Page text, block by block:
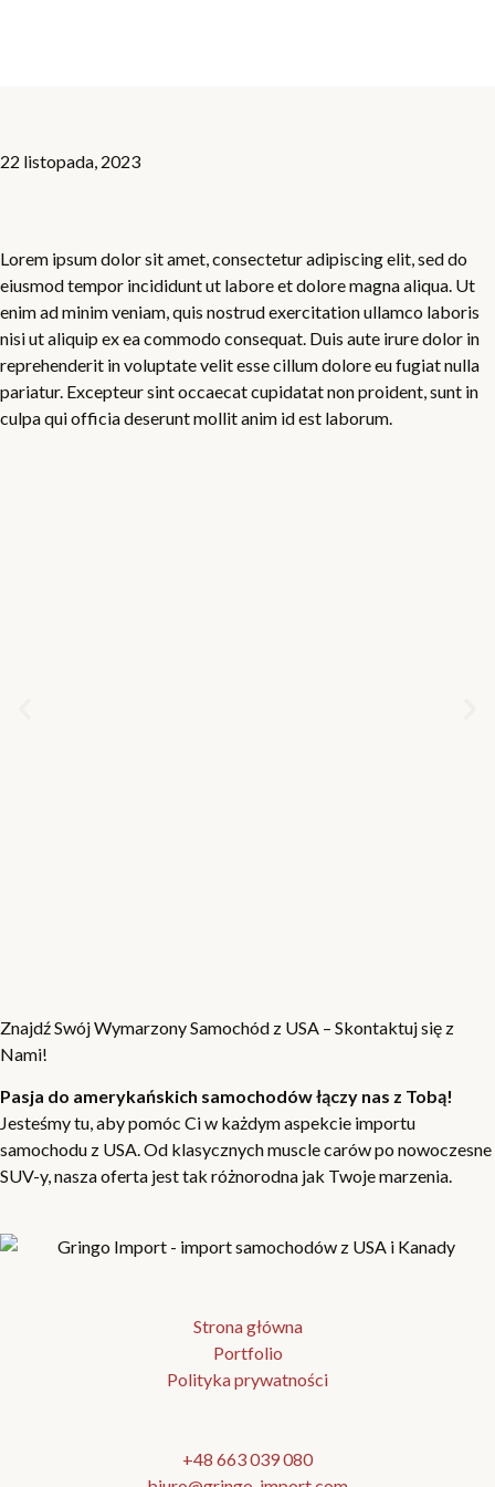
22 listopada, 2023
Lorem ipsum dolor sit amet, consectetur adipiscing elit, sed do
eiusmod tempor incididunt ut labore et dolore magna aliqua. Ut
enim ad minim veniam, quis nostrud exercitation ullamco laboris
nisi ut aliquip ex ea commodo consequat. Duis aute irure dolor in
reprehenderit in voluptate velit esse cillum dolore eu fugiat nulla
pariatur. Excepteur sint occaecat cupidatat non proident, sunt in
culpa qui officia deserunt mollit anim id est laborum.
Znajdź Swój Wymarzony Samochód z USA – Skontaktuj się z
Nami!
Pasja do amerykańskich samochodów łączy nas z Tobą!
Jesteśmy tu, aby pomóc Ci w każdym aspekcie importu
samochodu z USA. Od klasycznych muscle carów po nowoczesne
SUV-y, nasza oferta jest tak różnorodna jak Twoje marzenia.
Strona główna
Portfolio
Polityka prywatności
+48 663 039 080